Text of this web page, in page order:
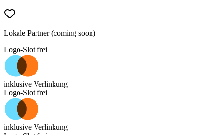
Lokale Partner (coming soon)
Logo-Slot frei
inklusive Verlinkung
Logo-Slot frei
inklusive Verlinkung